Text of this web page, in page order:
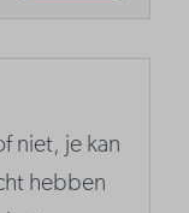
niet, je kan
hebben